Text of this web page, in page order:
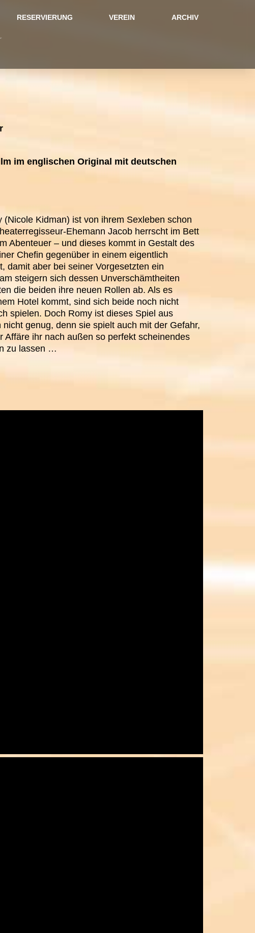
RESERVIERUNG VEREIN ARCHIV
im englischen Original mit deutschen
Kidman) ist von ihrem Sexleben schon
Ehemann Jacob herrscht im Bett
Abenteuer – und dieses kommt in Gestalt des
Chefin gegenüber in einem eigentlich
damit aber bei seiner Vorgesetzten ein
steigern sich dessen Unverschämtheiten
die beiden ihre neuen Rollen ab. Als es
Hotel kommt, sind sich beide noch nicht
spielen. Doch Romy ist dieses Spiel aus
genug, denn sie spielt auch mit der Gefahr,
Affäre ihr nach außen so perfekt scheinendes
zu lassen …